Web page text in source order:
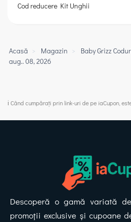
Cod reducere Kit Unghii
Acasă > Magazin >
Baby Grizz
aug.. 08, 2026
ℹ️ Când cumpărați prin link-uri de pe iaCupon,
Descoperă o gamă variată
promoții exclusive și cupoane